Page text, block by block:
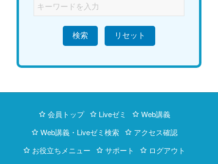
検索
会員トップ Liveゼミ
Web講義
Web講義・Liveゼミ検索
アクセス確認
お役立ちメニュー
サポート ログアウト